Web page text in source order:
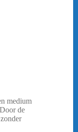
medium
de